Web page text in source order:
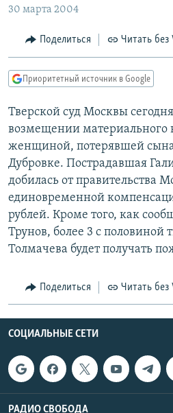
навигации
Вернутся
поиску
IDEL.РЕАЛИИ
КАВКАЗ.РЕАЛИИ
СЕВЕР.РЕАЛИИ
РАСПИСАНИЕ ВЕЩАНИЯ
ПОДПИШИТЕСЬ НА РАССЫЛКУ
СОЦИАЛЬНЫЕ СЕТИ
30 марта 2004
Поделиться Читать без
Приоритетный источник в Google
Тверской суд Москвы
возмещении материального
женщиной, потерявшей сына
Дубровке. Пострадавшая
добилась от правительства
единовременной
рублей. Кроме того, как
Трунов, более 3 с половиной
Толмачева будет получать
Поделиться Читать без
СОЦИАЛЬНЫЕ СЕТИ
РАДИО СВОБОДА